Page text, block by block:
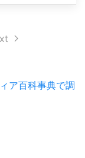
ア百科事典で調